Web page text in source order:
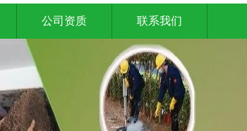
公司资质 联系我们